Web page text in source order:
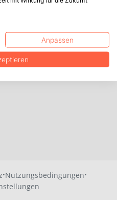
·Nutzungsbedingungen·
Anpassen